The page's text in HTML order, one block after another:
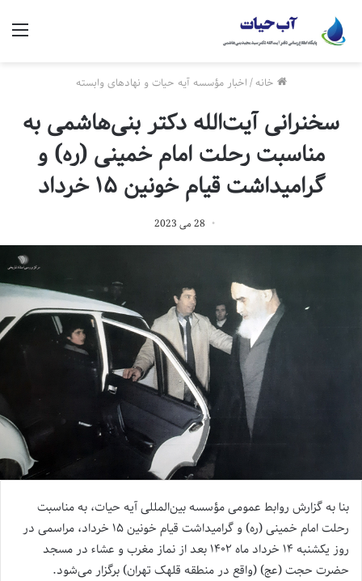
خانه/اخبار مؤسسه آیه حیات و نهادهای وابسته
سخنرانی آیت‌الله دکتر بنی‌هاشمی به
مناسبت رحلت امام خمینی (ره) و
گرامیداشت قیام خونین ۱۵ خرداد
28 می 2023
بنا به گزارش روابط عمومی مؤسسه بین‌المللی آیه حیات، به مناسبت
رحلت امام خمینی (ره) و گرامیداشت قیام خونین ۱۵ خرداد، مراسمی در
روز یکشنبه ۱۴ خرداد ماه ۱۴۰۲ بعد از نماز مغرب و عشاء در مسجد
حضرت حجت (عج) (واقع در منطقه قلهک تهران) برگزار می‌شود.